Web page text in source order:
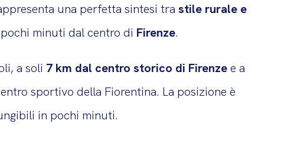
una perfetta sintesi trastile rurale e
minuti dal centro di Firenze.
a soli 7 km dal centro storico di Firenzee a
sportivo della Fiorentina. La posizione è
in pochi minuti.